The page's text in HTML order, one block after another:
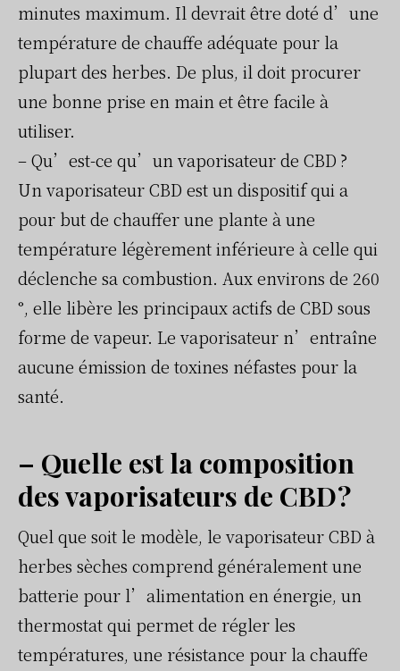
minutes maximum. Il devrait être doté d’une
température de chauffe adéquate pour la
plupart des herbes. De plus, il doit procurer
une bonne prise en main et être facile à
utiliser.
– Qu’est-ce qu’un vaporisateur de CBD ?
Un vaporisateur CBD est un dispositif qui a
pour but de chauffer une plante à une
température légèrement inférieure à celle qui
déclenche sa combustion. Aux environs de 260
°, elle libère les principaux actifs de CBD sous
forme de vapeur. Le vaporisateur n’entraîne
aucune émission de toxines néfastes pour la
santé.
– Quelle est la composition
des vaporisateurs de CBD ?
Quel que soit le modèle, le vaporisateur CBD à
herbes sèches comprend généralement une
batterie pour l’alimentation en énergie, un
thermostat qui permet de régler les
températures, une résistance pour la chauffe